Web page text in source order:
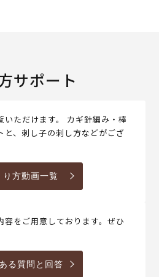
サポート
ただけます。 カギ針編み・棒
、刺し子の刺し方などがござ
り方動画一覧
容をご用意しております。ぜひ
る質問と回答